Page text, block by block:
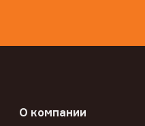
О компании